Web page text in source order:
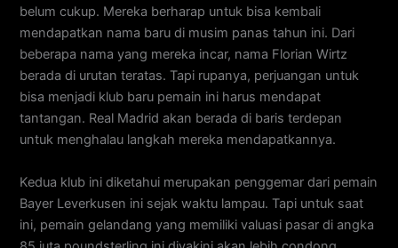
belum cukup. Mereka berharap untuk bisa kembali
mendapatkan nama baru di musim panas tahun ini. Dari
beberapa nama yang mereka incar, nama Florian Wirtz
berada di urutan teratas. Tapi rupanya, perjuangan untuk
bisa menjadi klub baru pemain ini harus mendapat
tantangan. Real Madrid akan berada di baris terdepan
untuk menghalau langkah mereka mendapatkannya.
Kedua klub ini diketahui merupakan penggemar dari pemain
Bayer Leverkusen ini sejak waktu lampau. Tapi untuk saat
ini, pemain gelandang yang memiliki valuasi pasar di angka